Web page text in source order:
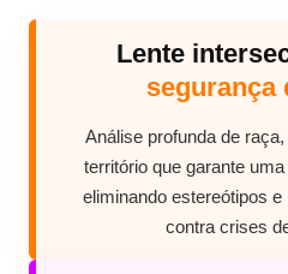
Lente
segurança
Análise profunda de
território que garante
eliminando estereótipos
contra crises